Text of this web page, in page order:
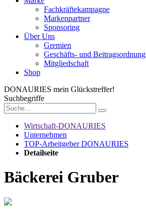
Fachkräftekampagne
Markenpartner
Sponsoring
Über Uns
Gremien
Geschäfts- und Beitragsordnung
Mitgliedschaft
Shop
DONAURIES mein Glückstreffer!
Suchbegriffe
Wirtschaft-DONAURIES
Unternehmen
TOP-Arbeitgeber DONAURIES
Detailseite
Bäckerei Gruber